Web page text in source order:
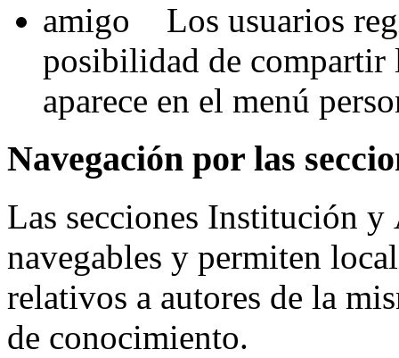
Los usuarios
posibilidad de
aparece en el menú
Navegación por las
Las secciones Institución
navegables y permiten
relativos a autores de la
de conocimiento.